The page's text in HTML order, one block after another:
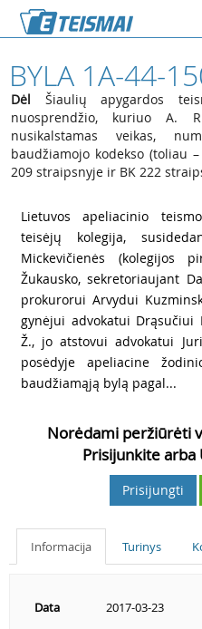
BYLA 1A-44-
Dėl Šiaulių apygardos
nuosprendžio, kuriuo A.
nusikalstamas veikas,
baudžiamojo kodekso (toliau
209 straipsnyje ir BK 222
Lietuvos apeliacinio
teisėjų kolegija,
Mickevičienės (kolegijos
Žukausko, sekretoriaujant
prokurorui Arvydui
gynėjui advokatui Drąsučiui
Ž., jo atstovui advokatui
posėdyje apeliacine
baudžiamąją bylą pagal...
Norėdami peržiūrėti
Prisijunkite
Prisijungti
Informacija Turinys
Data
2017-03-23